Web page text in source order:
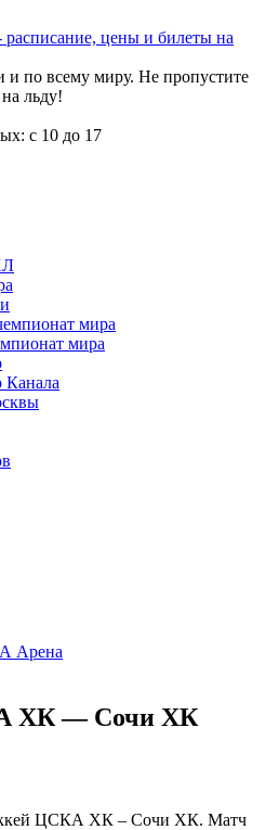
цены и билеты на
и по всему миру. Не пропустите
льду!
с 10 до 17
мира
мира
Канала
Арена
ХК — Сочи ХК
ЦСКА ХК – Сочи ХК. Матч